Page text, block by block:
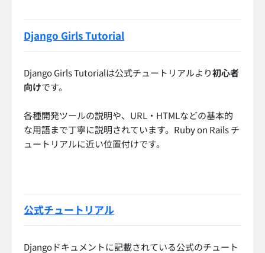
Django Girls Tutorial
Django Girls Tutorialは公式チュートリアルより初心者
向けです。
各種開発ツールの説明や、URL・HTMLなどの基本的
な用語まで丁寧に説明されています。Ruby on Rails チ
ュートリアルに近い位置付けです。
公式チュートリアル
Djangoドキュメントに記載されている公式のチュート